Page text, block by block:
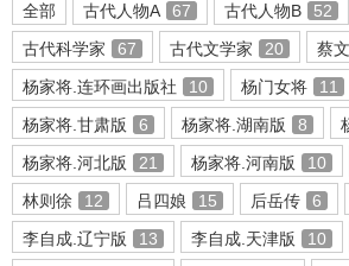
环
全部 古代人物A 67 古代人物B 52
古代科学家
67 古代文学家 20 蔡
杨家将.连环画出版社
10 杨门女将 11
杨家将.甘肃版
6 杨家将.湖南版 8
杨家将.河北版
21 杨家将.河南版 10
林则徐
12 吕四娘 15 后岳传 6
李自成.辽宁版
13 李自成.天津版 10